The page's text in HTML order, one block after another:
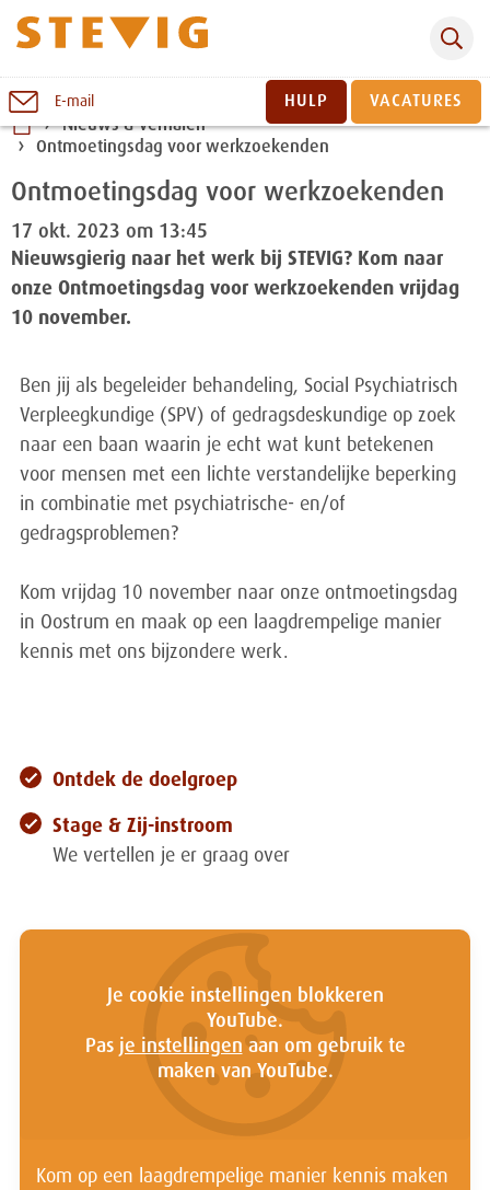
Naar
inhoud
E-mail HULP
VACATURES
Nieuws & verhalen
Ontmoetingsdag voor werkzoekenden
Ontmoetingsdag voor werkzoekenden
17 okt. 2023 om 13:45
Nieuwsgierig naar het werk bij STEVIG? Kom naar
onze Ontmoetingsdag voor werkzoekenden vrijdag
10 november.
Ben jij als begeleider behandeling, Social Psychiatrisch
Verpleegkundige (SPV) of gedragsdeskundige op zoek
naar een baan waarin je echt wat kunt betekenen
voor mensen met een lichte verstandelijke beperking
in combinatie met psychiatrische- en/of
gedragsproblemen?
Kom vrijdag 10 november naar onze ontmoetingsdag
in Oostrum en maak op een laagdrempelige manier
kennis met ons bijzondere werk.
Ontdek de doelgroep
Stage & Zij-instroom
We vertellen je er graag over
Je cookie instellingen blokkeren
YouTube.
Pas je instellingen aan om gebruik te
maken van YouTube.
Kom op een laagdrempelige manier kennis maken